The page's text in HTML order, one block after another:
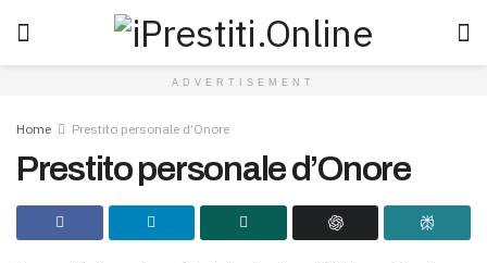
ADVERTISEMENT
Home Prestito personale d’Onore
Prestito personale d’Onore